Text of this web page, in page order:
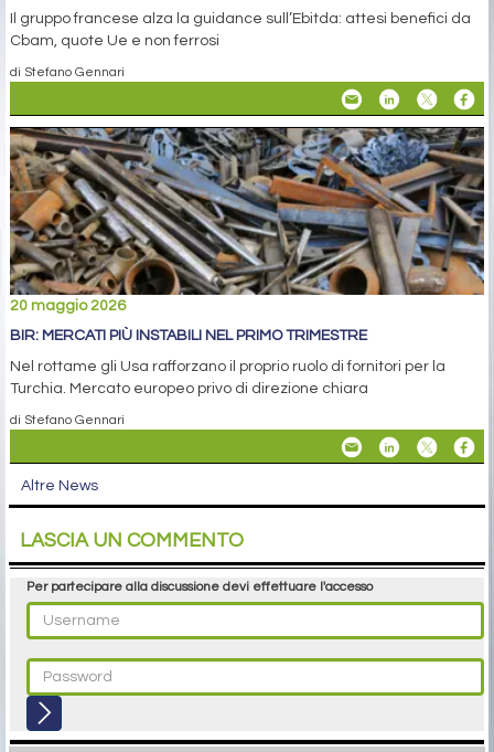
Il gruppo francese alza la guidance sull’Ebitda: attesi benefici da
Cbam, quote Ue e non ferrosi
di Stefano Gennari
20 maggio 2026
BIR: MERCATI PIÙ INSTABILI NEL PRIMO TRIMESTRE
Nel rottame gli Usa rafforzano il proprio ruolo di fornitori per la
Turchia. Mercato europeo privo di direzione chiara
di Stefano Gennari
Altre News
LASCIA UN COMMENTO
Per partecipare alla discussione devi effettuare l'accesso